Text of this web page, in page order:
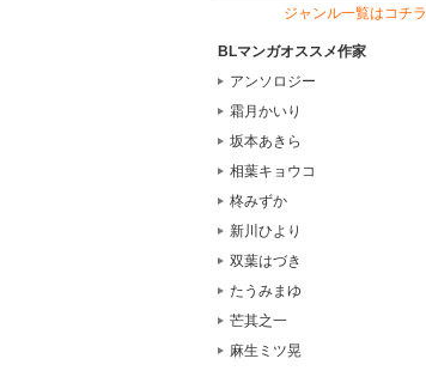
ジャンル一覧はコチラ
BLマンガオススメ作家
アンソロジー
霜月かいり
坂本あきら
相葉キョウコ
柊みずか
新川ひより
双葉はづき
たうみまゆ
芒其之一
麻生ミツ晃